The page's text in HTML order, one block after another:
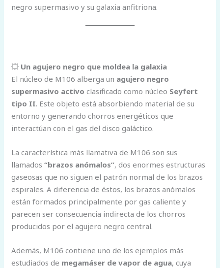
negro supermasivo y su galaxia anfitriona.
💥 Un agujero negro que moldea la galaxia
El núcleo de M106 alberga un agujero negro
supermasivo activo clasificado como núcleo Seyfert
tipo II. Este objeto está absorbiendo material de su
entorno y generando chorros energéticos que
interactúan con el gas del disco galáctico.
La característica más llamativa de M106 son sus
llamados“brazos anómalos”, dos enormes estructuras
gaseosas que no siguen el patrón normal de los brazos
espirales. A diferencia de éstos, los brazos anómalos
están formados principalmente por gas caliente y
parecen ser consecuencia indirecta de los chorros
producidos por el agujero negro central.
Además, M106 contiene uno de los ejemplos más
estudiados de megamáser de vapor de agua, cuya